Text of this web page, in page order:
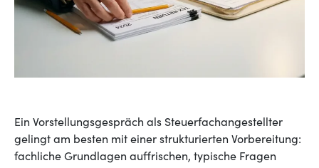
Ein Vorstellungsgespräch als Steuerfachangestellter
gelingt am besten mit einer strukturierten Vorbereitung:
fachliche Grundlagen auffrischen, typische Fragen